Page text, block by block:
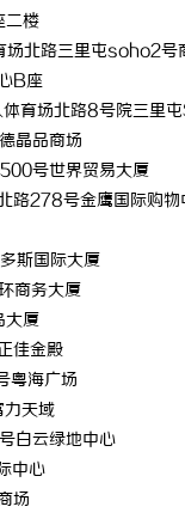
二楼
场北路三里屯soho2号
B座
育场北路8号院三里
晶品商场
号世界贸易大厦
路278号金鹰国际购物
斯国际大厦
商务大厦
大厦
佳金殿
粤海广场
力天域
白云绿地中心
中心
场